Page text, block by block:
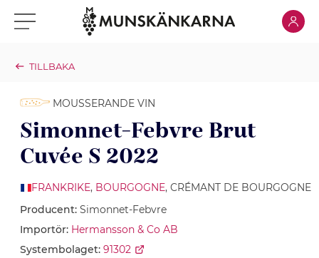
Klicka för meny Klicka
TILLBAKA
MOUSSERANDE VIN
Simonnet-Febvre Brut
Cuvée S 2022
FRANKRIKE, BOURGOGNE, CRÉMANT DE BOURGOGNE
Producent: Simonnet-Febvre
Importör: Hermansson & Co AB
Systembolaget: 91302